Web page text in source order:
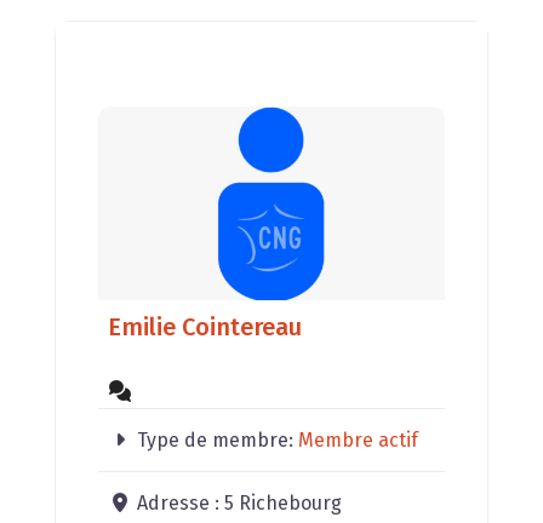
Emilie Cointereau
Type de membre: Membre actif
Adresse :5 Richebourg